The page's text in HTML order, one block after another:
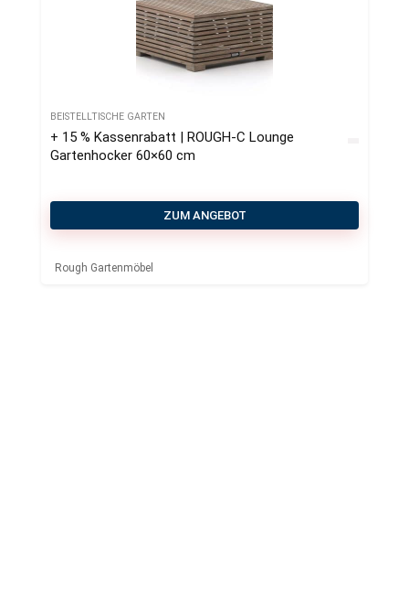
BEISTELLTISCHE GARTEN
+ 15 % Kassenrabatt | ROUGH-C Lounge
Gartenhocker 60×60 cm
ZUM ANGEBOT
Rough Gartenmöbel